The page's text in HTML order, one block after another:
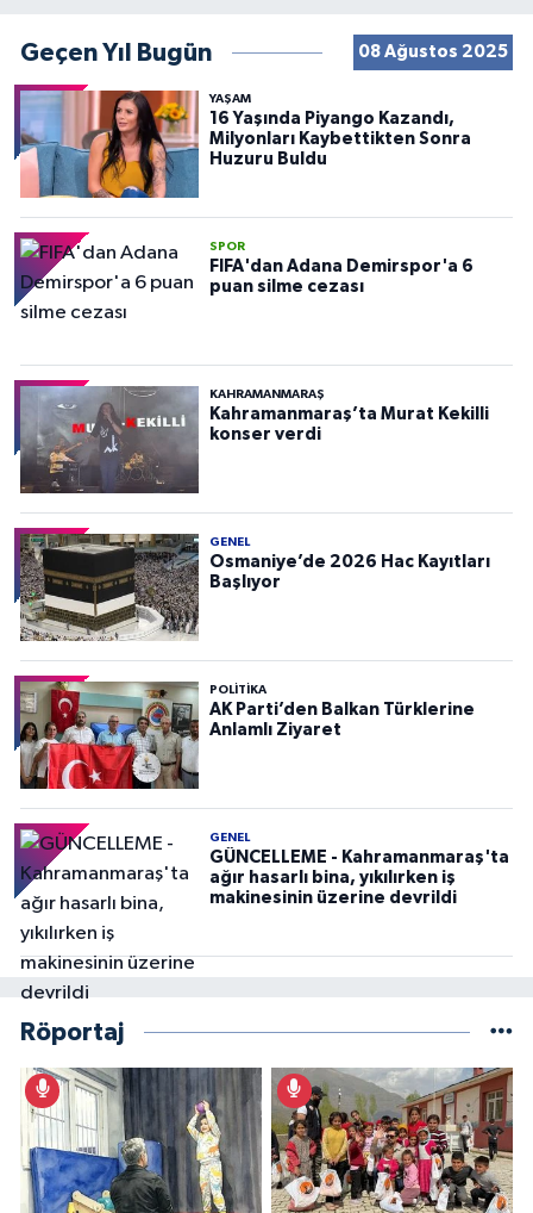
Geçen Yıl Bugün 08 Ağustos 2025
YAŞAM
16 Yaşında Piyango Kazandı,
Milyonları Kaybettikten Sonra
Huzuru Buldu
SPOR
FIFA'dan Adana Demirspor'a 6
puan silme cezası
KAHRAMANMARAŞ
Kahramanmaraş’ta Murat Kekilli
konser verdi
GENEL
Osmaniye’de 2026 Hac Kayıtları
Başlıyor
POLITIKA
AK Parti’den Balkan Türklerine
Anlamlı Ziyaret
GENEL
GÜNCELLEME - Kahramanmaraş'ta
ağır hasarlı bina, yıkılırken iş
makinesinin üzerine devrildi
Röportaj